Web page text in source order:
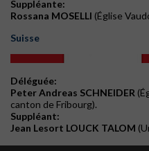
Suppléante:
Rossana MOSELLI (Église
Suisse
Déléguée:
Peter Andreas SCHNEIDER
canton de Fribourg).
Suppléant:
Jean Lesort LOUCK TALOM